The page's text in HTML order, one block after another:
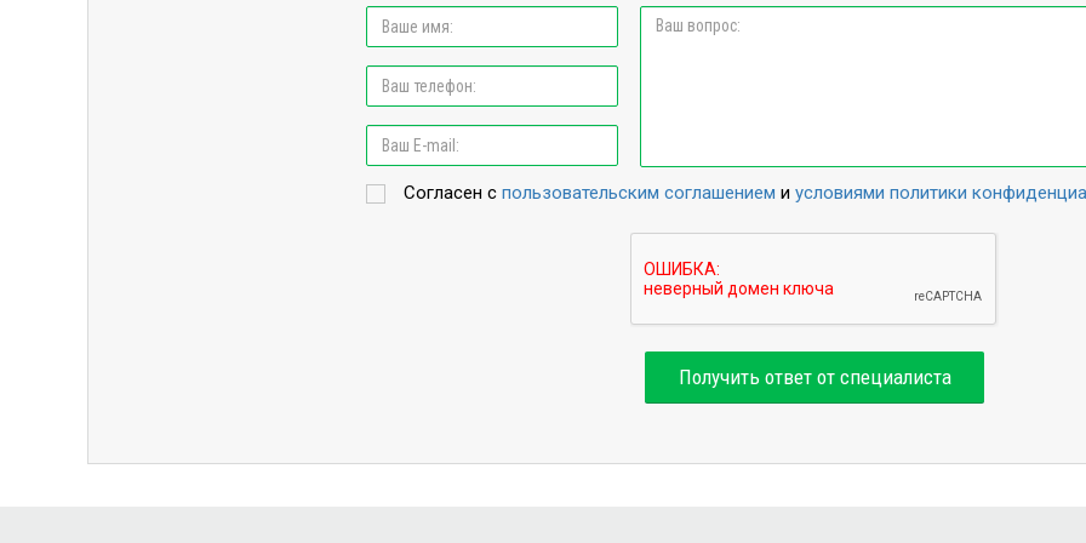
Согласен с пользовательским соглашением и условиями политики
Получить ответ от специалиста